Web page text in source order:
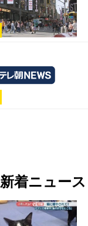
新着ニュース